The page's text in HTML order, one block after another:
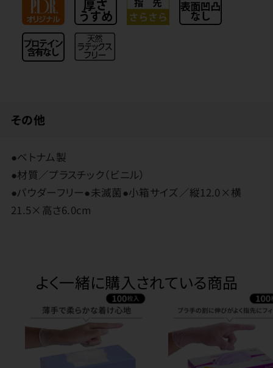
その他
●ベトナム製
●材質／プラスチック（ビニル）
●パウダーフリー●未滅菌●小箱サイズ／縦12.0×横
21.5×高さ6.0cm
よく一緒に購入されている商品